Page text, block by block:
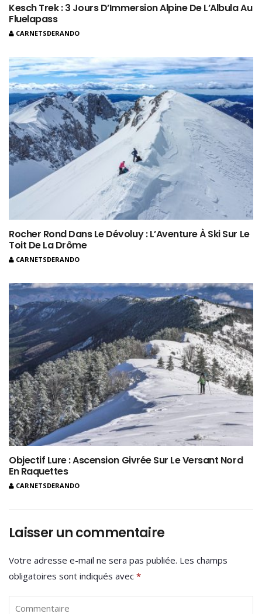
Kesch Trek : 3 Jours D’Immersion Alpine De L’Albula Au
Fluelapass
CARNETSDERANDO
Rocher Rond Dans Le Dévoluy : L’Aventure À Ski Sur Le
Toit De La Drôme
CARNETSDERANDO
Objectif Lure : Ascension Givrée Sur Le Versant Nord
En Raquettes
CARNETSDERANDO
Laisser un commentaire
Votre adresse e-mail ne sera pas publiée. Les champs
obligatoires sont indiqués avec *